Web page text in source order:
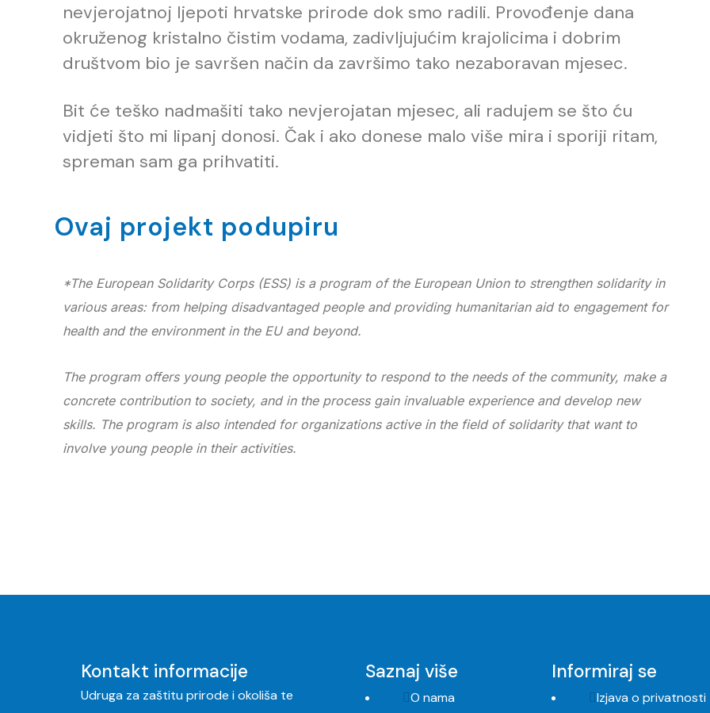
nevjerojatnoj ljepoti hrvatske prirode dok smo radili. Provođenje dana
okruženog kristalno čistim vodama, zadivljujućim krajolicima i dobrim
društvom bio je savršen način da završimo tako nezaboravan mjesec.
Bit će teško nadmašiti tako nevjerojatan mjesec, ali radujem se što ću
vidjeti što mi lipanj donosi. Čak i ako donese malo više mira i sporiji ritam,
spreman sam ga prihvatiti.
Ovaj projekt podupiru
*The European Solidarity Corps (ESS) is a program of the European Union to strengthen solidarity in
various areas: from helping disadvantaged people and providing humanitarian aid to engagement for
health and the environment in the EU and beyond.
The program offers young people the opportunity to respond to the needs of the community, make a
concrete contribution to society, and in the process gain invaluable experience and develop new
skills. The program is also intended for organizations active in the field of solidarity that want to
involve young people in their activities.
Kontakt informacije
Udruga za zaštitu prirode i okoliša te
Saznaj više
O nama
Informiraj se
Izjava o privatnosti